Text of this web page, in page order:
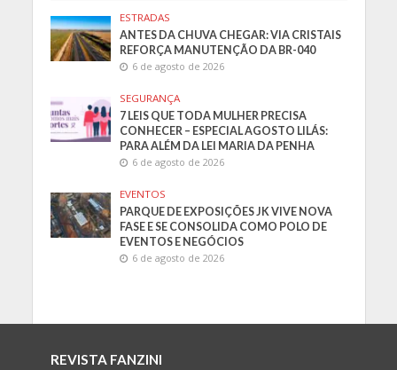
ESTRADAS
ANTES DA CHUVA CHEGAR: VIA CRISTAIS
REFORÇA MANUTENÇÃO DA BR-040
6 de agosto de 2026
SEGURANÇA
7 LEIS QUE TODA MULHER PRECISA
CONHECER – ESPECIAL AGOSTO LILÁS:
PARA ALÉM DA LEI MARIA DA PENHA
6 de agosto de 2026
EVENTOS
PARQUE DE EXPOSIÇÕES JK VIVE NOVA
FASE E SE CONSOLIDA COMO POLO DE
EVENTOS E NEGÓCIOS
6 de agosto de 2026
REVISTA FANZINI